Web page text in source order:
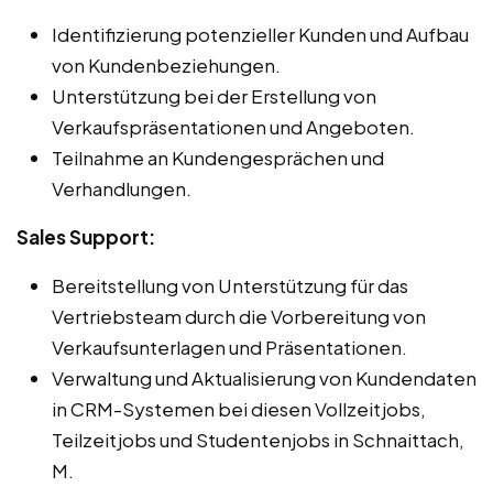
Identifizierung potenzieller Kunden und Aufbau
von Kundenbeziehungen.
Unterstützung bei der Erstellung von
Verkaufspräsentationen und Angeboten.
Teilnahme an Kundengesprächen und
Verhandlungen.
Sales Support:
Bereitstellung von Unterstützung für das
Vertriebsteam durch die Vorbereitung von
Verkaufsunterlagen und Präsentationen.
Verwaltung und Aktualisierung von Kundendaten
in CRM-Systemen bei diesen Vollzeitjobs,
Teilzeitjobs und Studentenjobs in Schnaittach,
M.